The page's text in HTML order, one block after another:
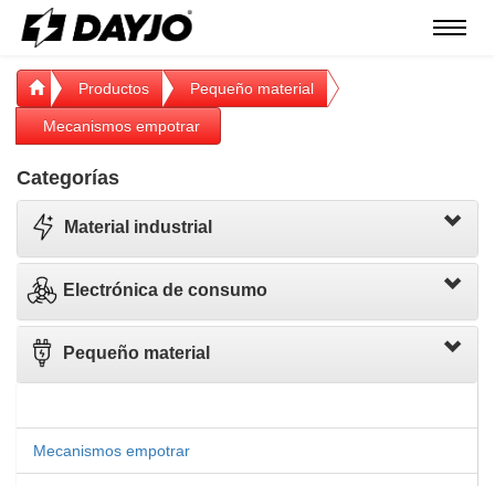
Menú
Productos Pequeño material
Mecanismos empotrar
Categorías
Material industrial
Electrónica de consumo
Pequeño material
Mecanismos empotrar